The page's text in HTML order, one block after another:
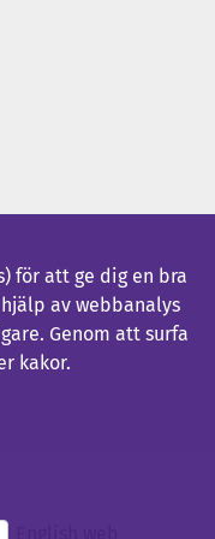
för att ge dig en bra
av webbanalys
Genom att surfa
kakor.